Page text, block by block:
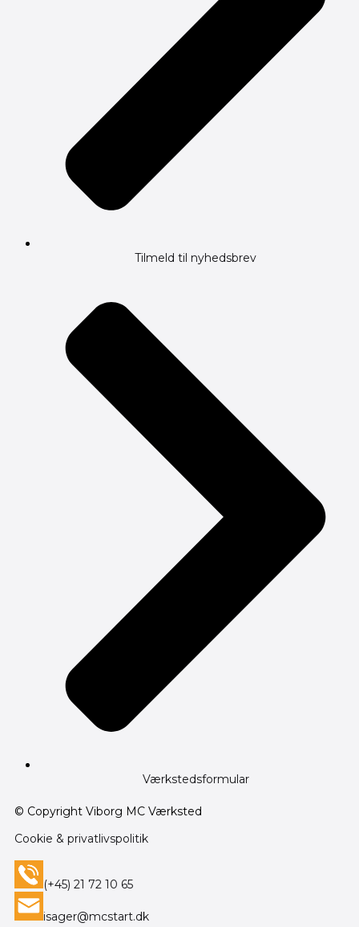
Tilmeld til nyhedsbrev
Værkstedsformular
© Copyright Viborg MC Værksted
Cookie & privatlivspolitik
(+45) 21 72 10 65
isager@mcstart.dk